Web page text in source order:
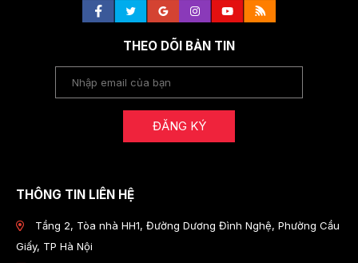
THEO DÕI BẢN TIN
ĐĂNG KÝ
THÔNG TIN LIÊN HỆ
Tầng 2, Tòa nhà HH1, Đường Dương Đình Nghệ, Phường Cầu
Giấy, TP Hà Nội